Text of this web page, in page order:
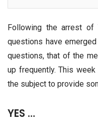
Following the arrest of
questions have
questions, that of the
up frequently. This week
the subject to provide
YES …